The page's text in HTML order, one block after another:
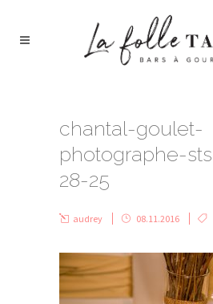
chantal-goulet-
photographe-
28-25
audrey 08.11.2016